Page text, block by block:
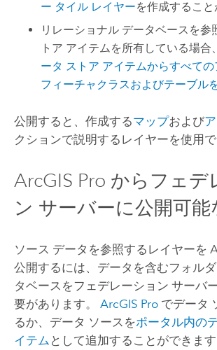
ー タイル レイヤーを作成すること
リレーショナル データベースを参
トア アイテムを所有している場合
ータ ストア アイテムからすべて
フィーチャクラスおよびテーブル
公開すると、作成するマップおよび
クションで説明するレイヤーを使用で
ArcGIS Pro からフェデ
ン サーバーに公開可能
ソース データを参照するレイヤーを
公開するには、データを含むフォル
タベースをフェデレーション サーバ
要があります。 ArcGIS Proでデータ
るか、データ ソースをポータル内の
イテム として追加することができま